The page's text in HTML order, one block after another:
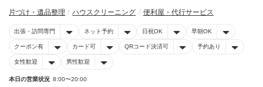
片づけ・遺品整理 ハウスクリーニング 便利屋・代行サービス
出張・訪問専門 ネット予約 日祝OK 早朝OK
クーポン有 カード可 QRコード決済可 予約あり
女性歓迎 男性歓迎
本日の営業状況 8:00〜20:00